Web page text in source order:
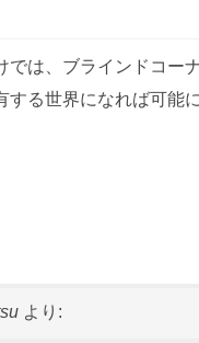
では、ブラインドコー
る世界になれば可能に
より: